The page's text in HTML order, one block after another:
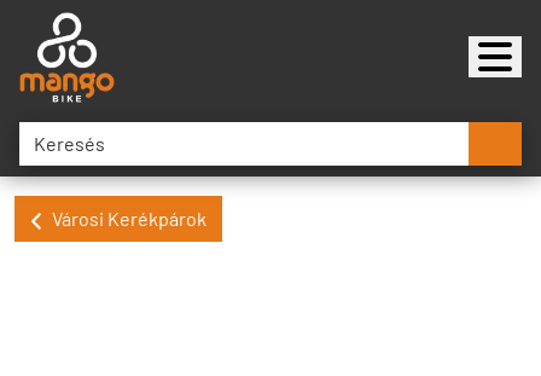
Városi Kerékpárok